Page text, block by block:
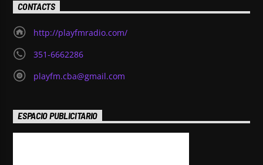
CONTACTS
http://playfmradio.com/
351-6662286
playfm.cba@gmail.com
ESPACIO PUBLICITARIO